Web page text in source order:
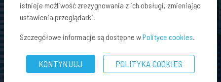
istnieje możliwość zrezygnowania z ich obsługi, zmieniając
ustawienia przeglądarki.
Szczegółowe informacje są dostępne wPolityce cookies.
KONTYNUUJ POLITYKA COOKIES